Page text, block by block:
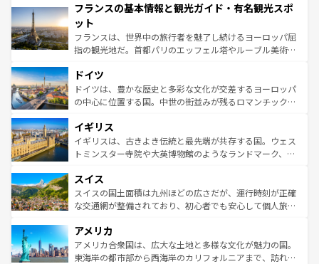
ませてくれるイタリアで、忘れられない旅をしてみよう！
なお、新着のイタリア情報は
しい。
文化が根付くこの国では、情熱的なフラメンコ、熱気あふ
れる闘牛、そして美味しいタパスが生活の一部となってい
る。首都マドリードの洗練された雰囲気や、バルセロナの
アートに溢れた街角から、地方では古代ローマ遺跡や中世
せる。地方によって風土や気候が異なるスペインはその個
性で訪れる人を魅了する。 なお、新着のスペイン情報は コ
ンテンツ一覧を参照してほしい。
フランスの基本情報と観光ガイド・有名観光スポ
ット
フランスは、世界中の旅行者を魅了し続けるヨーロッパ屈
指の観光地だ。首都パリのエッフェル塔やルーブル美術館
で、幅広い魅力が詰まっている。華麗な宮殿、歴史的な大
聖堂、美しいビーチ、そして豊かな自然が、訪れる者を心
から魅了する。また、フランスは美食の国としても知ら
いる。シャンパンの発祥地であるランス、プロヴァンスの
香り高いラベンダー畑など、多彩な楽しみ方が可能だ。さ
らに、パリ以外の地域にも魅力が溢れており、どの街角に
れる地方に足を運ぶとそれぞれで全く異なる文化を体験で
きるだろう。 なお、新着のフランス情報はコンテンツ一覧
を参照してほしい。
ドイツ
ドイツは、豊かな歴史と多彩な文化が交差するヨーロッパ
の中心に位置する国。中世の街並みが残るロマンチック街
顔を持つこの国は、どこを歩いても飽きることがない。ベ
ルリンの文化的活気、バイエルン州のアルプスの絶景、そ
してライン川沿いのワイン畑といった風景は必見。ビール
は、お酒好きな人にはぜひ体験してほしい。 なお、新着の
ドイツ情報はコンテンツ一覧を参照してほしい。
イギリス
イギリスは、古きよき伝統と最先端が共存する国。ウェス
トミンスター寺院や大英博物館のようなランドマーク、歴
リアごとに異なる魅力がある。また、優雅なアフタヌーン
ティー、ビール好きにはたまらない英国パブ、サッカー観
戦など、本場だからこそできる体験も豊富。イギリスを旅
ンツ一覧を参照してほしい。
スイス
スイスの国土面積は九州ほどの広さだが、運行時刻が正確
な交通網が整備されており、初心者でも安心して個人旅行
の建物がそのまま残る町や、スイスならではのユニークな
博物館もあり、アルプス観光だけでなく町歩きも満喫する
ことができる。国民の所得が高いため物価も高いが、旅行
アメリカ
アメリカ合衆国は、広大な土地と多様な文化が魅力の国。
東海岸の都市部から西海岸のカリフォルニアまで、訪れる